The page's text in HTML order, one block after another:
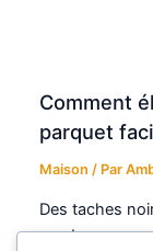
Comment
parquet
Maison / Par
Des taches
une bonne